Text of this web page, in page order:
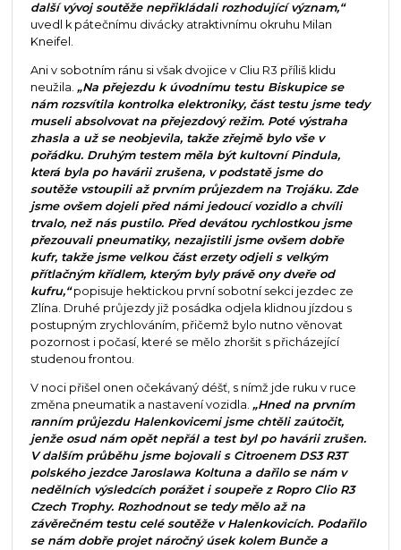
další vývoj soutěže nepřikládali rozhodující význam,“
uvedl k pátečnímu divácky atraktivnímu okruhu Milan
Kneifel.
Ani v sobotním ránu si však dvojice v Cliu R3 příliš klidu
neužila. „Na přejezdu k úvodnímu testu Biskupice se
nám rozsvítila kontrolka elektroniky, část testu jsme tedy
museli absolvovat na přejezdový režim. Poté výstraha
zhasla a už se neobjevila, takže zřejmě bylo vše v
pořádku. Druhým testem měla být kultovní Pindula,
která byla po havárii zrušena, v podstatě jsme do
soutěže vstoupili až prvním průjezdem na Trojáku. Zde
jsme ovšem dojeli před námi jedoucí vozidlo a chvíli
trvalo, než nás pustilo. Před devátou rychlostkou jsme
přezouvali pneumatiky, nezajistili jsme ovšem dobře
kufr, takže jsme velkou část erzety odjeli s velkým
přítlačným křídlem, kterým byly právě ony dveře od
kufru,“popisuje hektickou první sobotní sekci jezdec ze
Zlína. Druhé průjezdy již posádka odjela klidnou jízdou s
postupným zrychlováním, přičemž bylo nutno věnovat
pozornost i počasí, které se mělo zhoršit s přicházející
studenou frontou.
V noci přišel onen očekávaný déšť, s nímž jde ruku v ruce
změna pneumatik a nastavení vozidla. „Hned na prvním
ranním průjezdu Halenkovicemi jsme chtěli zaútočit,
jenže osud nám opět nepřál a test byl po havárii zrušen.
V dalším průběhu jsme bojovali s Citroenem DS3 R3T
polského jezdce Jaroslawa Koltuna a dařilo se nám v
nedělních výsledcích porážet i soupeře z Ropro Clio R3
Czech Trophy. Rozhodnout se tedy mělo až na
závěrečném testu celé soutěže v Halenkovicích. Podařilo
se nám dobře projet náročný úsek kolem Bunče a